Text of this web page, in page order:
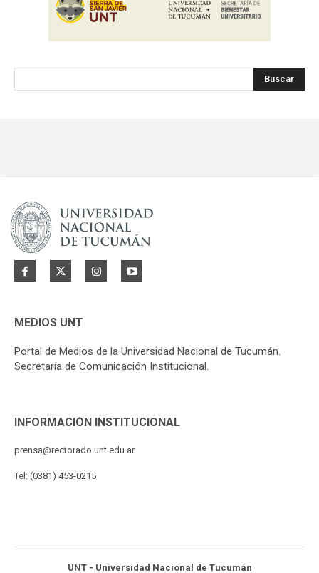
Buscar
MEDIOS UNT
Portal de Medios de la Universidad Nacional de Tucumán.
Secretaría de Comunicación Institucional.
INFORMACIÓN INSTITUCIONAL
prensa@rectorado.unt.edu.ar
Tel: (0381) 453-0215
UNT - Universidad Nacional de Tucumán